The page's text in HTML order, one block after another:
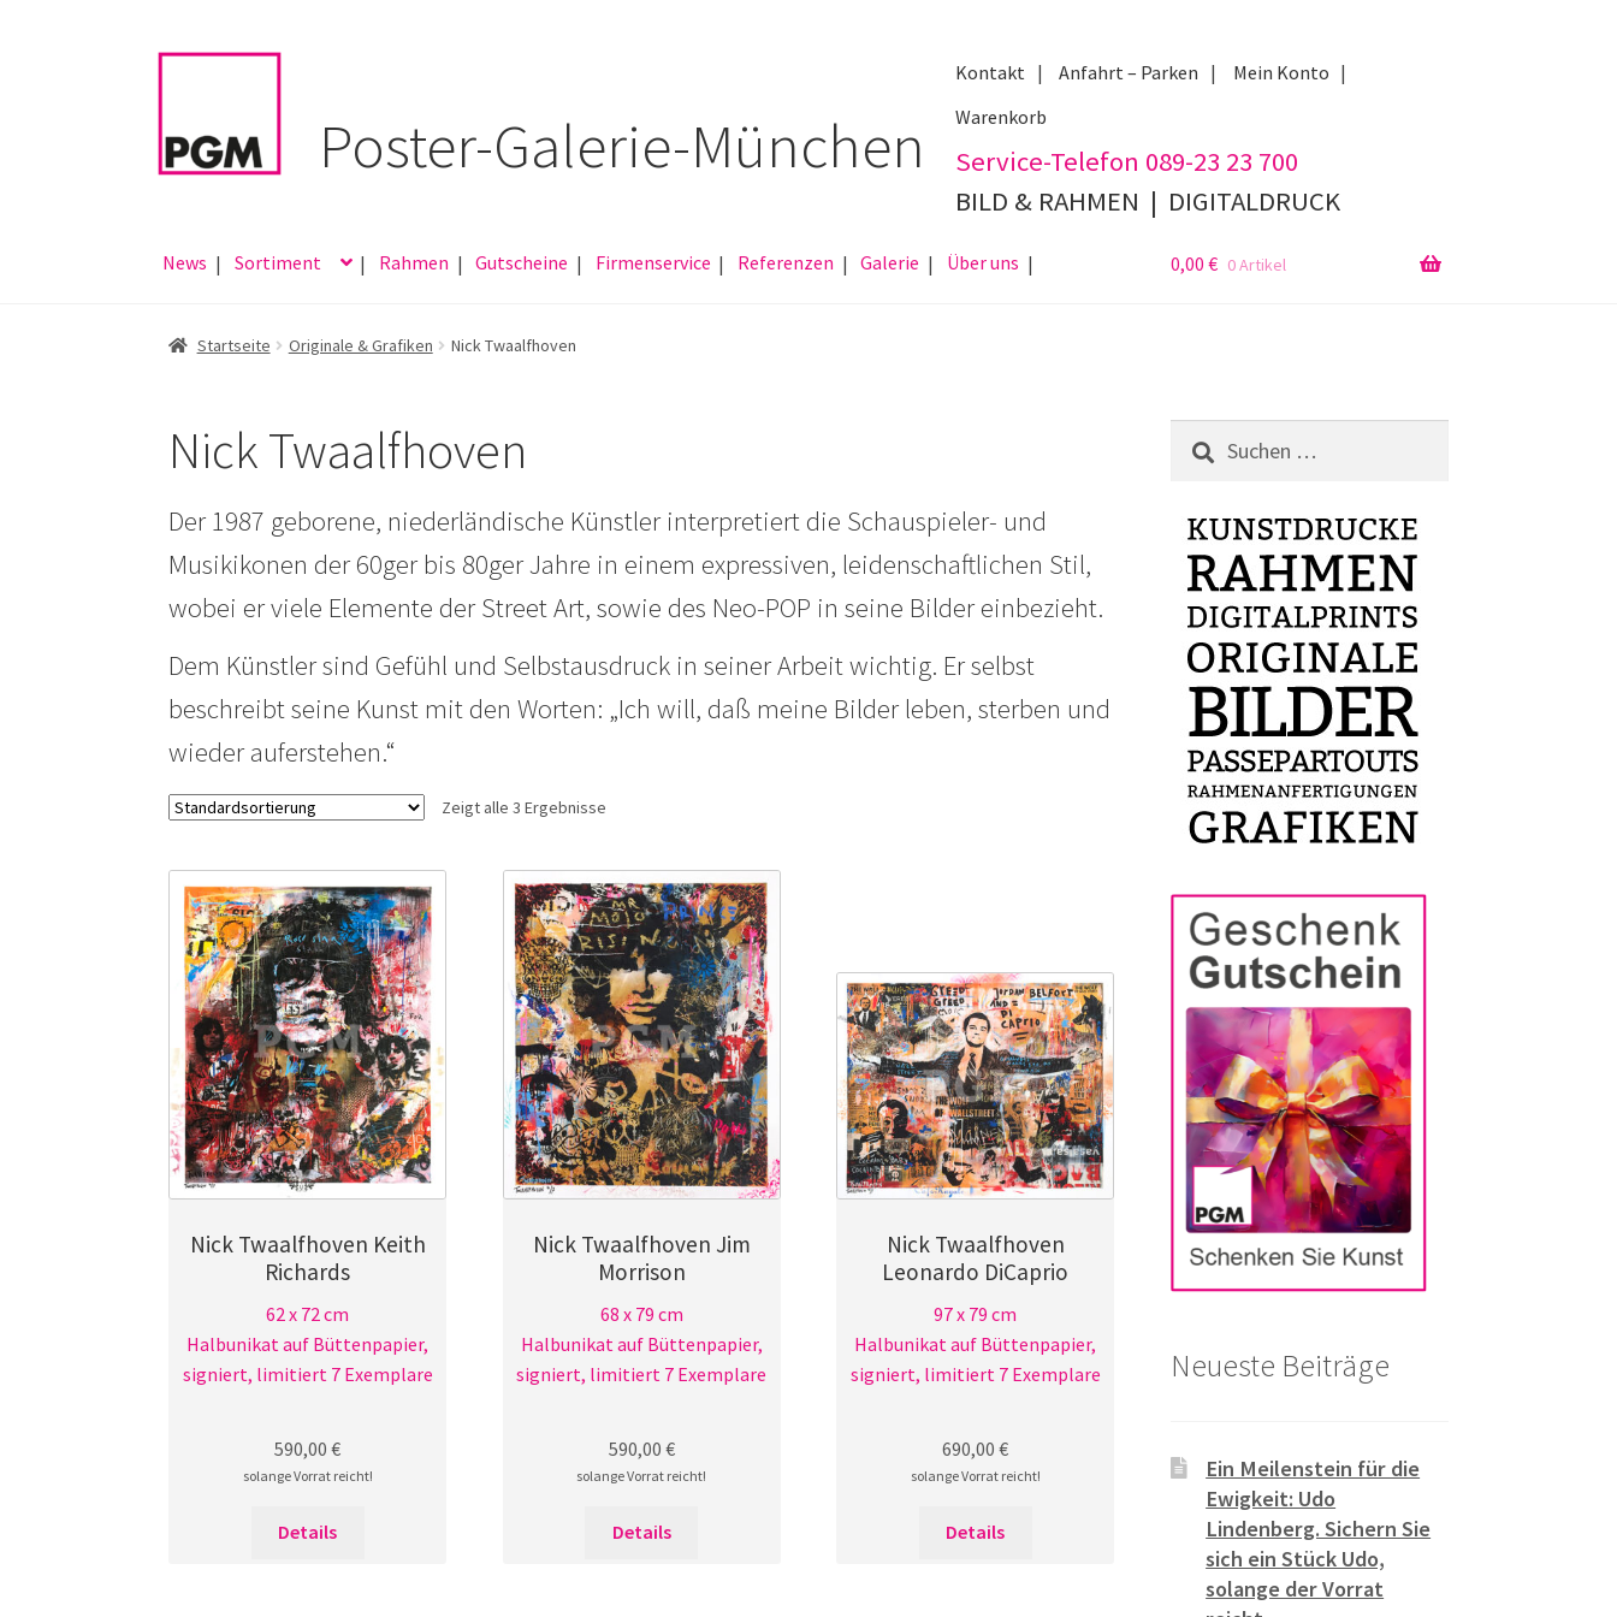
Zur
Zum
Kontakt Anfahrt – Parken
Mein Konto
Warenkorb
Service-Telefon 089-23 23 700
BILD & RAHMEN | DIGITALDRUCK
News Sortiment Rahmen Gutscheine Firmenservice Referenzen Galerie Über uns 0,00 € 0 Artikel
Startseite Originale & Grafiken Nick Twaalfhoven
Nick Twaalfhoven
Der 1987 geborene, niederländische Künstler interpretiert die Schauspieler- und
Musikikonen der 60ger bis 80ger Jahre in einem expressiven, leidenschaftlichen Stil,
wobei er viele Elemente der Street Art, sowie des Neo-POP in seine Bilder einbezieht.
Dem Künstler sind Gefühl und Selbstausdruck in seiner Arbeit wichtig. Er selbst
beschreibt seine Kunst mit den Worten: „Ich will, daß meine Bilder leben, sterben und
wieder auferstehen.“
Zeigt alle 3 Ergebnisse
Nick Twaalfhoven Keith
Richards
62 x 72 cm
Halbunikat auf Büttenpapier,
signiert, limitiert 7 Exemplare
590,00€
solange Vorrat reicht!
Details
Nick Twaalfhoven Jim
Morrison
68 x 79 cm
Halbunikat auf Büttenpapier,
signiert, limitiert 7 Exemplare
590,00 €
solange Vorrat reicht!
Details
Nick Twaalfhoven
Leonardo DiCaprio
97 x 79 cm
Halbunikat auf Büttenpapier,
signiert, limitiert 7 Exemplare
690,00€
solange Vorrat reicht!
Details
Suchen
nach:
Neueste Beiträge
Ein Meilenstein für die
Ewigkeit: Udo
Lindenberg. Sichern Sie
sich ein Stück Udo,
solange der Vorrat